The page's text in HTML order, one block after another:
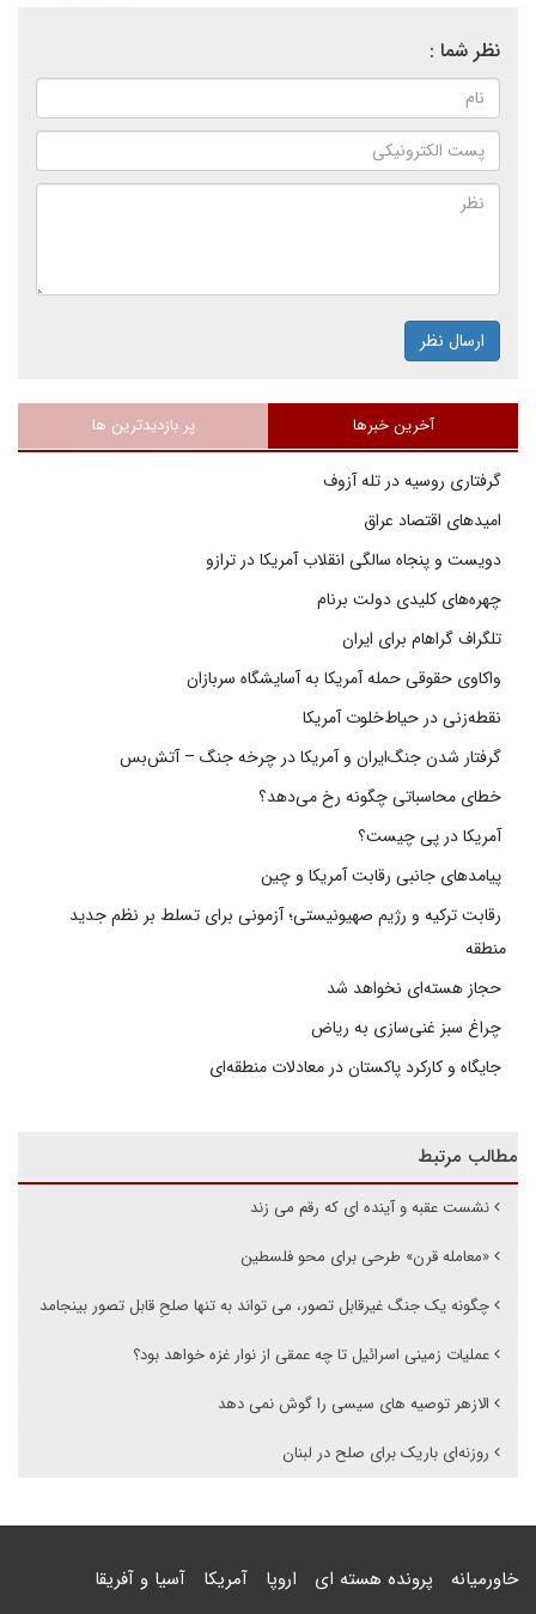
نظر شما :
ارسال نظر
آخرین خبرها پر بازدیدترین ها
گرفتاری روسیه در تله آزوف
امیدهای اقتصاد عراق
دویست و پنجاه سالگی انقلاب آمریکا در ترازو
چهره‌های کلیدی دولت برنام
تلگراف گراهام برای ایران
واکاوی حقوقی حمله آمریکا به آسایشگاه سربازان
نقطه‌زنی در حیاط‌خلوت آمریکا
گرفتار شدن جنگ‌ایران و آمریکا در چرخه جنگ – آتش‌بس
خطای محاسباتی چگونه رخ می‌دهد؟
آمریکا در پی چیست؟
پیامدهای جانبی رقابت آمریکا و چین
رقابت ترکیه و رژیم صهیونیستی؛ آزمونی برای تسلط بر نظم جدید
منطقه
حجاز هسته‌ای نخواهد شد
چراغ سبز غنی‌سازی به ریاض
جایگاه و کارکرد پاکستان در معادلات منطقه‌ای
مطالب مرتبط
نشست عقبه و آینده ای که رقم می زند
«معامله قرن» طرحی برای محو فلسطین
چگونه یک جنگ غیرقابل تصور، می تواند به تنها صلحِ قابل تصور بینجامد
عملیات زمینی اسرائیل تا چه عمقی از نوار غزه خواهد بود؟
الازهر توصیه های سیسی را گوش نمی دهد
روزنه‌ای باریک برای صلح در لبنان
خاورمیانه پرونده هسته ای اروپا آمریکا آسیا و آفریقا